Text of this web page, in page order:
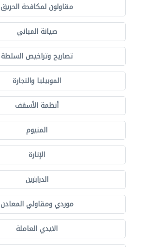
مقاولون لمكافحة الحريق
صيانة المباني
تصاريح وتراخيص السلطة
الموبيليا والنجارة
أنظمة الأسقف
المنيوم
الإنارة
الدرابزين
موردي ومقاولي المعادن
الايدي العاملة